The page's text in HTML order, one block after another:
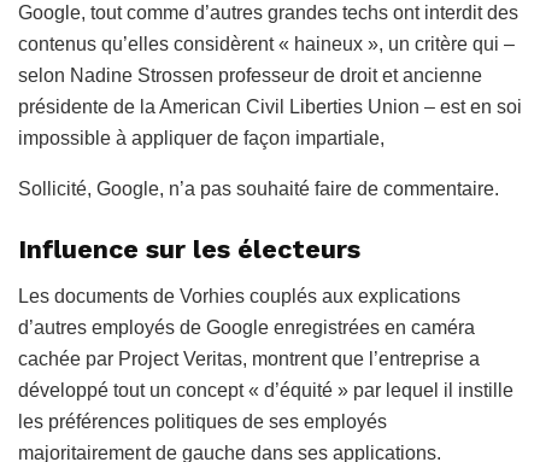
Google, tout comme d’autres grandes techs ont interdit des
contenus qu’elles considèrent « haineux », un critère qui –
selon Nadine Strossen professeur de droit et ancienne
présidente de la American Civil Liberties Union – est en soi
impossible à appliquer de façon impartiale,
Sollicité, Google, n’a pas souhaité faire de commentaire.
Influence sur les électeurs
Les documents de Vorhies couplés aux explications
d’autres employés de Google enregistrées en caméra
cachée par Project Veritas, montrent que l’entreprise a
développé tout un concept « d’équité » par lequel il instille
les préférences politiques de ses employés
majoritairement de gauche dans ses applications.